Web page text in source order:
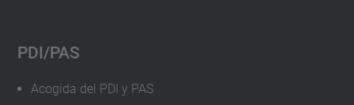
PDI/PAS
Acogida del PDI y PAS